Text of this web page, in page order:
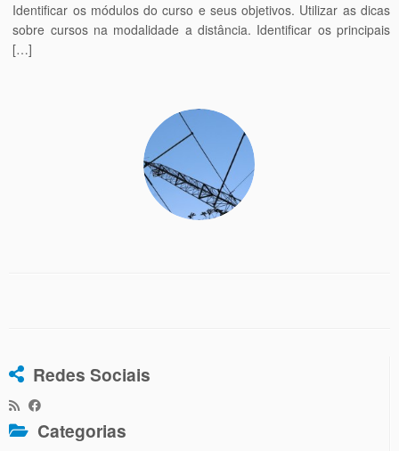
Identificar os módulos do curso e seus objetivos. Utilizar as dicas
sobre cursos na modalidade a distância. Identificar os principais
[…]
Redes Sociais
Categorias